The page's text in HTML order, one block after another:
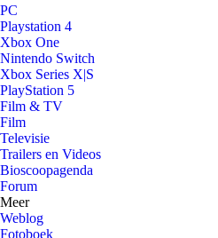
PC
Playstation 4
Xbox One
Nintendo Switch
Xbox Series X|S
PlayStation 5
Film & TV
Film
Televisie
Trailers en Videos
Bioscoopagenda
Forum
Meer
Weblog
Fotoboek